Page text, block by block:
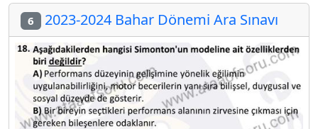
6 2023-2024 Bahar Dönemi Ara Sınavı